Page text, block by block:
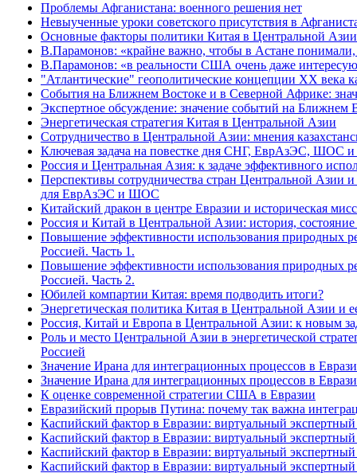
Проблемы Афганистана: военного решения нет
Невыученные уроки советского присутствия в
Основные факторы политики Китая в Центральной Азии
В.Парамонов: «крайне важно, чтобы в Астане
В.Парамонов: «в реальности США очень даже
"Атлантические" геополитические концепции XX века
События на Ближнем Востоке и в Северной Африке:
Экспертное обсуждение: значение событий на
Энергетическая стратегия Китая в Центральной Азии
Сотрудничество в Центральной Азии: мнения
Ключевая задача на повестке дня СНГ, ЕврАзЭС, ШОС
Россия и Центральная Азия: к задаче эффективного
Перспективы сотрудничества стран Центральной Азии
для ЕврАзЭС и ШОС
Китайский дракон в центре Евразии и историческая
Россия и Китай в Центральной Азии: история,
Повышение эффективности использования природных
Россией. Часть 1.
Повышение эффективности использования природных
Россией. Часть 2.
Юбилей компартии Китая: время подводить итоги?
Энергетическая политика Китая в Центральной Азии и
Россия, Китай и Европа в Центральной Азии: к новым
Роль и место Центральной Азии в энергетической
Россией
Значение Ирана для интеграционных процессов в
Значение Ирана для интеграционных процессов в
К оценке современной стратегии США в Евразии
Евразийский прорыв Путина: почему так важна
Каспийский фактор в Евразии: виртуальный
Каспийский фактор в Евразии: виртуальный
Каспийский фактор в Евразии: виртуальный
Каспийский фактор в Евразии: виртуальный